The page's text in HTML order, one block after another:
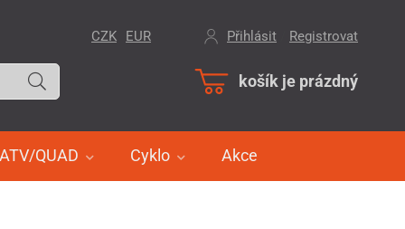
košík je prázdný
ATV/QUAD Cyklo Akce
CZK EUR Přihlásit Registrovat